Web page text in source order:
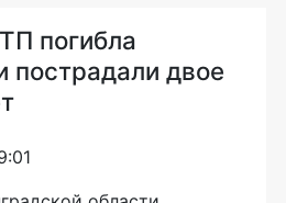
погибла
пострадали двое